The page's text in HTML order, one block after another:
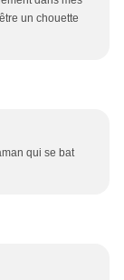
un chouette
qui se bat